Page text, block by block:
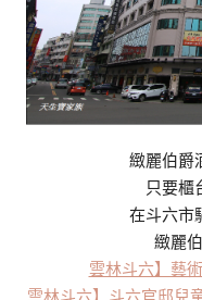
緻麗伯爵
只要櫃
在斗六市
緻麗
雲林斗六】藝